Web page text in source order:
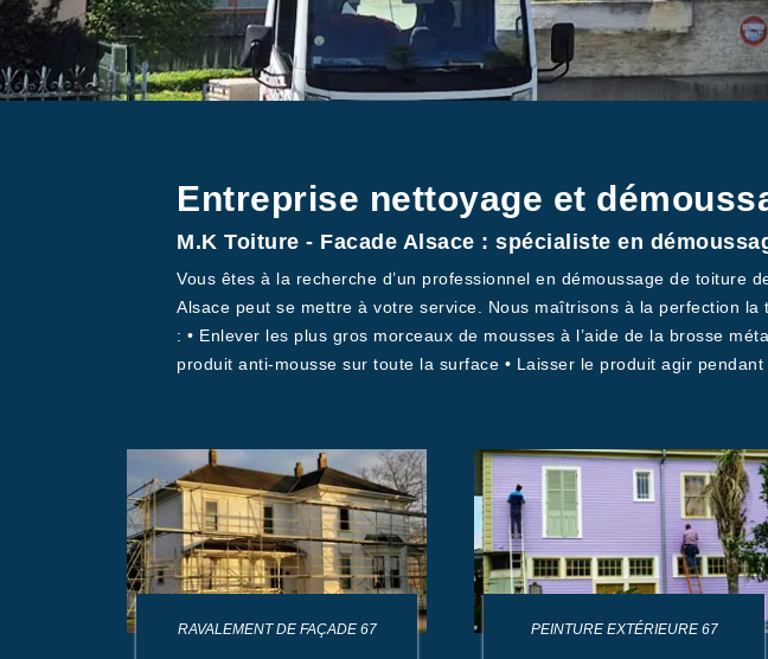
Entreprise nettoyage et
M.K Toiture - Facade Alsace : spécialiste en
Vous êtes à la recherche d’un professionnel en démoussage de toiture
Alsace peut se mettre à votre service. Nous maîtrisons à la perfection
: • Enlever les plus gros morceaux de mousses à l’aide de la brosse
produit anti-mousse sur toute la surface • Laisser le produit agir
RAVALEMENT DE FAÇADE 67 PEINTURE EXTÉRIEURE 67